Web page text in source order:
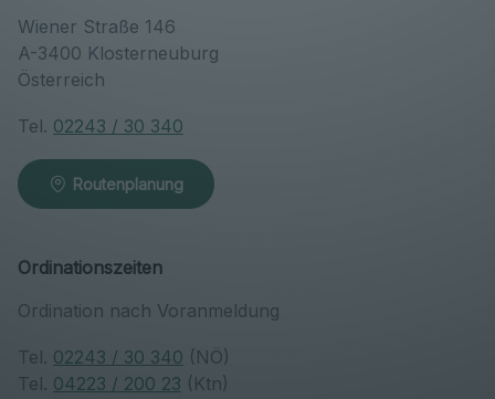
Wiener Straße 146
A-3400 Klosterneuburg
Österreich
Tel. 02243 / 30 340
Routenplanung
Ordinationszeiten
Ordination nach Voranmeldung
Tel. 02243 / 30 340 (NÖ)
Tel. 04223 / 200 23 (Ktn)